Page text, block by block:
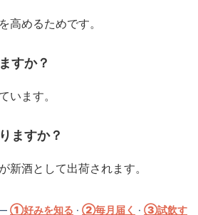
高めるためです。
すか？
います。
ますか？
新酒として出荷されます。
①好みを知る · ②毎月届く · ③試飲す